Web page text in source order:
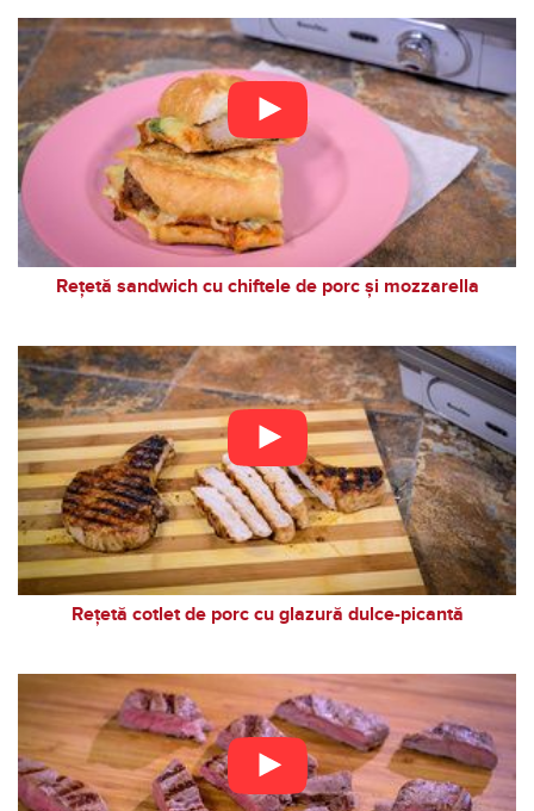
Rețetă sandwich cu chiftele de porc și mozzarella
Rețetă cotlet de porc cu glazură dulce-picantă